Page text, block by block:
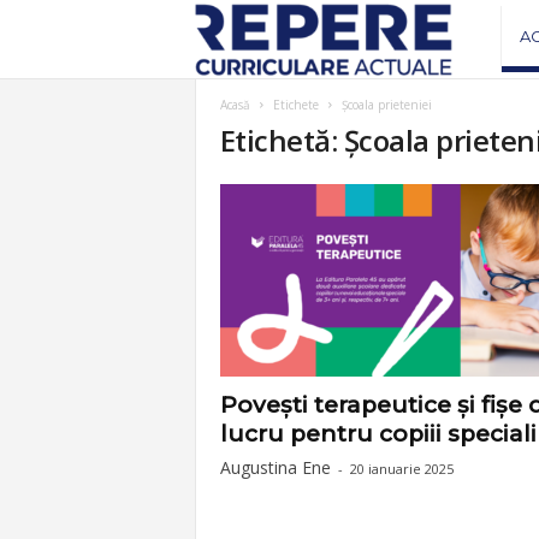
v
i
s
t
Acasă Etichete Școala prieteniei
Etichetă: Școala
Povești terapeutice și fișe
lucru pentru copiii speciali
Augustina Ene - 20 ianuarie 2025